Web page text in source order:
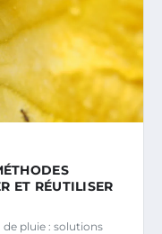
ET RÉUTILISER
de pluie : solutions